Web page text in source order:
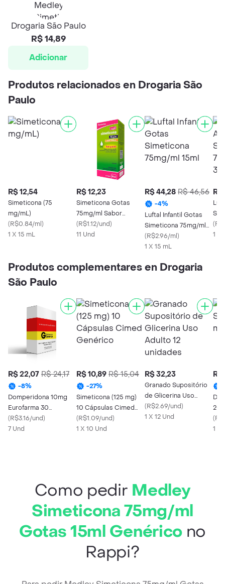
Drogaria São Paulo
R$ 14,89
Adicionar
Produtos relacionados en Drogaria São
Paulo
R$ 12,54
Simeticona (75
mg/mL)
(R$0.84/ml)
1 X 15 mL
R$ 12,23
Simeticona Gotas
75mg/ml Sabor
Laranja Biosintética
15ml
(R$1.12/und)
11 Und
R$ 44,28 R$ 46,56
-4%
Luftal Infantil Gotas
Simeticona 75mg/ml
15ml
(R$2.96/ml)
1 X 15 mL
R$
(
1 X
Produtos complementares en Drogaria
São Paulo
R$ 22,07 R$ 24,17
-8%
Domperidona 10mg
Eurofarma 30
Comprimidos
(R$3.16/und)
7 Und
R$ 10,89 R$ 15,04
-27%
Simeticona (125 mg)
10 Cápsulas Cimed
Genérico
(R$1.09/und)
1 X 10 Und
R$ 32,23
Granado Supositório
de Glicerina Uso
Adulto 12 unidades
(R$2.69/und)
1 X 12 Und
R$
20
(
1 X
Como pedir Medley
Simeticona 75mg/ml
Gotas 15ml Genéricono
Rappi?